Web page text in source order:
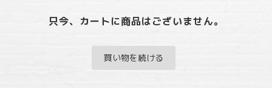
只今、カートに商品はございません。